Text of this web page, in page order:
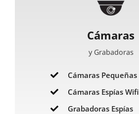
Cámaras
y Grabadoras
Cámaras Pequeñas
Cámaras Espías Wifi
Grabadoras Espías